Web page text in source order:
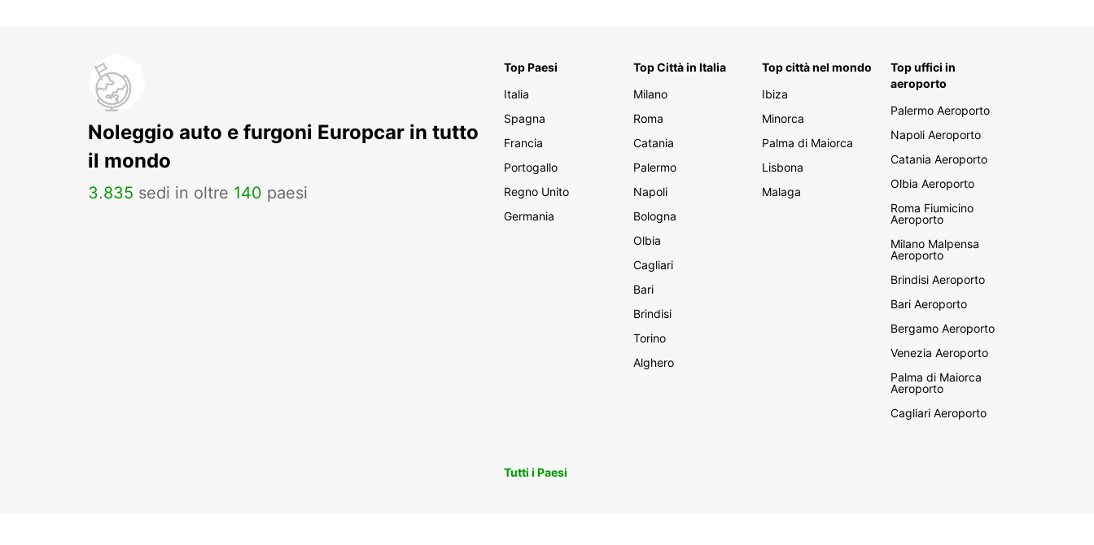
Noleggio auto e furgoni Europcar in tutto
il mondo
3.835 sedi in oltre 140 paesi
Top Paesi
Italia
Spagna
Francia
Portogallo
Regno Unito
Germania
Top Città in Italia
Milano
Roma
Catania
Palermo
Napoli
Bologna
Olbia
Cagliari
Bari
Brindisi
Torino
Alghero
Top città nel mondo
Ibiza
Minorca
Palma di Maiorca
Lisbona
Malaga
Top uffici in
aeroporto
Palermo Aeroporto
Napoli Aeroporto
Catania Aeroporto
Olbia Aeroporto
Roma Fiumicino
Aeroporto
Milano Malpensa
Aeroporto
Brindisi Aeroporto
Bari Aeroporto
Bergamo Aeroporto
Venezia Aeroporto
Palma di Maiorca
Aeroporto
Cagliari Aeroporto
Tutti i Paesi